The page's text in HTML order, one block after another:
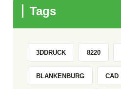
Tags
3DDRUCK 8220
BLANKENBURG CAD